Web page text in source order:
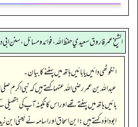
الشيخ عمر فاروق سعيدي حفظ الله، فوائد و مسائل، سنن ابي
انگوٹھی دائیں یا بائیں ہاتھ میں پہننے کا بیان۔
عبداللہ بن عمر رضی اللہ عنہما کہتے ہیں کہ نبی اکرم
بائیں ہاتھ میں پہنتے تھے اور اس کا نگینہ آپ کی
ابوداؤد کہتے ہیں: ابن اسحاق اور اسامہ نے یعنی